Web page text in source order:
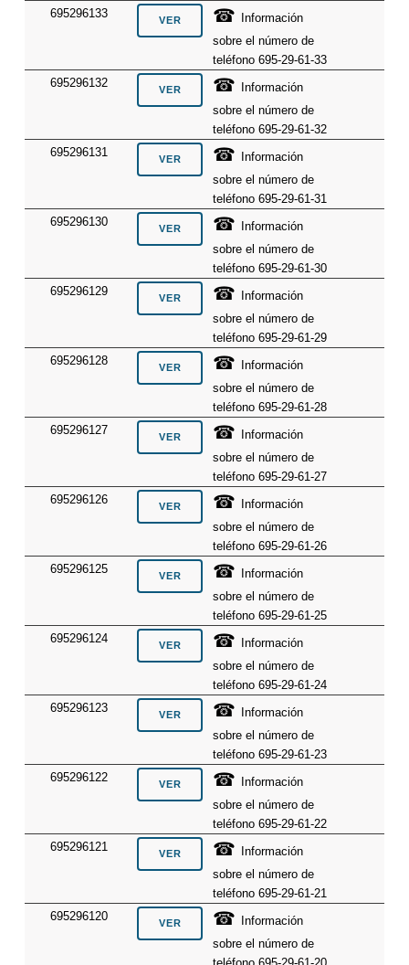
695296133
☎ Información
sobre el número de
teléfono 695-29-61-33
695296132
☎ Información
sobre el número de
teléfono 695-29-61-32
695296131
☎ Información
sobre el número de
teléfono 695-29-61-31
695296130
☎ Información
sobre el número de
teléfono 695-29-61-30
695296129
☎ Información
sobre el número de
teléfono 695-29-61-29
695296128
☎ Información
sobre el número de
teléfono 695-29-61-28
695296127
☎ Información
sobre el número de
teléfono 695-29-61-27
695296126
☎ Información
sobre el número de
teléfono 695-29-61-26
695296125
☎ Información
sobre el número de
teléfono 695-29-61-25
695296124
☎ Información
sobre el número de
teléfono 695-29-61-24
695296123
☎ Información
sobre el número de
teléfono 695-29-61-23
695296122
☎ Información
sobre el número de
teléfono 695-29-61-22
695296121
☎ Información
sobre el número de
teléfono 695-29-61-21
695296120
☎ Información
sobre el número de